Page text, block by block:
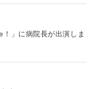
」に病院長が出演しま